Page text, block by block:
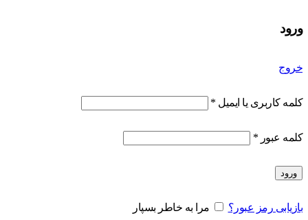
ورود
خروج
کلمه کاربری یا ایمیل *
کلمه عبور *
ورود
بازیابی رمز عبور؟ مرا به خاطر بسپار